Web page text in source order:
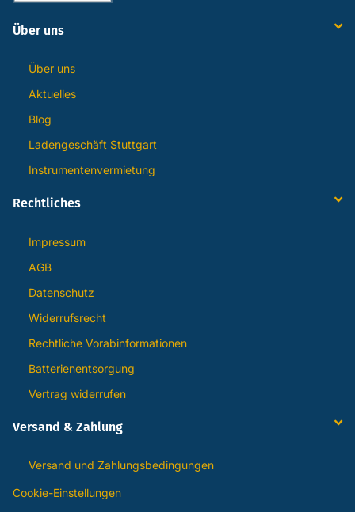
Über uns
Über uns
Aktuelles
Blog
Ladengeschäft Stuttgart
Instrumentenvermietung
Rechtliches
Impressum
AGB
Datenschutz
Widerrufsrecht
Rechtliche Vorabinformationen
Batterienentsorgung
Vertrag widerrufen
Versand & Zahlung
Versand und Zahlungsbedingungen
Cookie-Einstellungen